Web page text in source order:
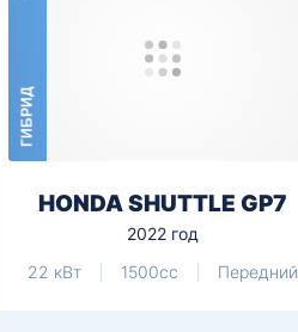
ГИБРИД
HONDA SHUTTLE GP7
2022 год
22 кВт
1500cc Передний